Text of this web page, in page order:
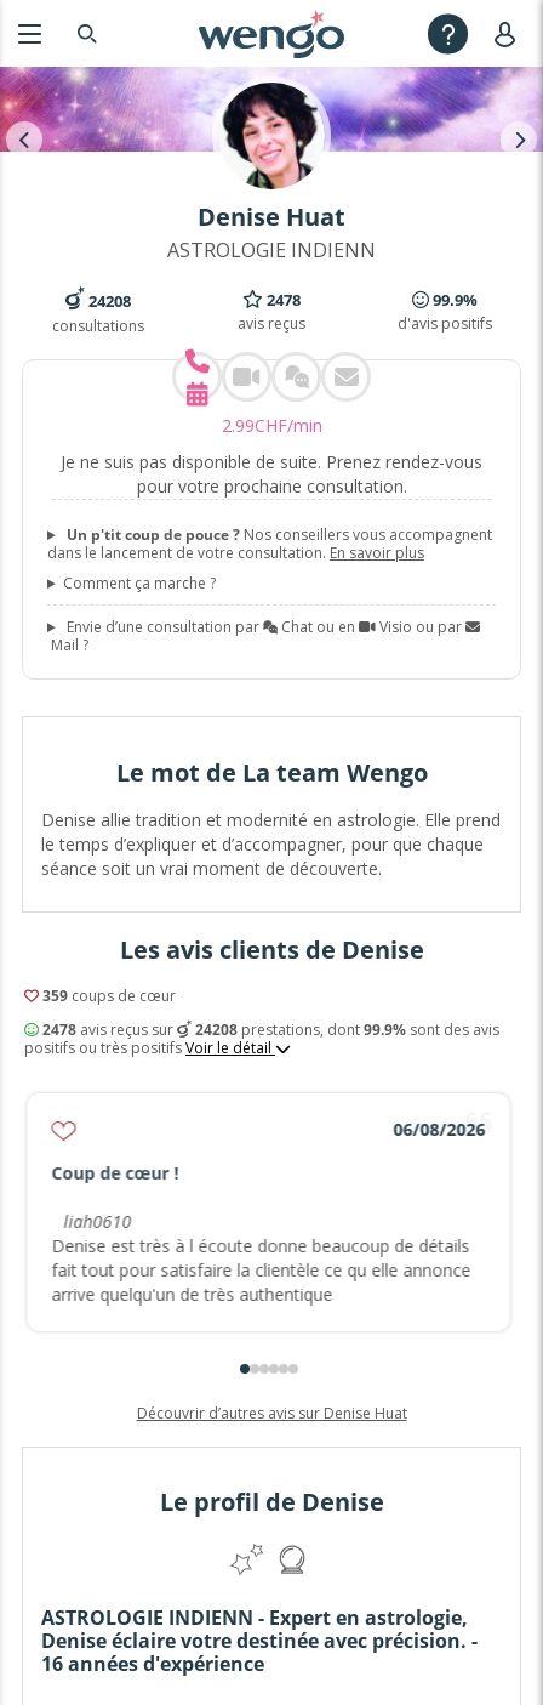
Denise Huat
ASTROLOGIE INDIENN
24208
consultations
2478
avis reçus
99.9%
d'avis positifs
2.99CHF/min
Je ne suis pas disponible de suite. Prenez rendez-vous
pour votre prochaine consultation.
Un p'tit coup de pouce ?Nos conseillers vous accompagnent
dans le lancement de votre consultation. En savoir plus
Comment ça marche ?
Envie d’une consultation par Chat ou en
Visio ou par
Mail ?
Le mot de La team Wengo
Denise allie tradition et modernité en astrologie. Elle prend
le temps d’expliquer et d’accompagner, pour que chaque
séance soit un vrai moment de découverte.
Les avis clients de Denise
359coups de cœur
2478avis reçus sur 24208prestations, dont99.9%sont des avis
positifs ou très positifsVoir le détail
Coup de cœur !
06/08/2026
liah0610
Denise est très à l écoute donne beaucoup de détails
fait tout pour satisfaire la clientèle ce qu elle annonce
arrive quelqu'un de très authentique
Découvrir d’autres avis sur Denise Huat
Le profil de Denise
ASTROLOGIE INDIENN - Expert en astrologie,
Denise éclaire votre destinée avec précision. -
16 années d'expérience